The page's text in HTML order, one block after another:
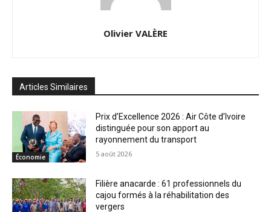
Olivier VALÈRE
Articles Similaires
Économie
Prix d’Excellence 2026 : Air Côte d’Ivoire
distinguée pour son apport au
rayonnement du transport
5 août 2026
Filière anacarde : 61 professionnels du
cajou formés à la réhabilitation des
vergers